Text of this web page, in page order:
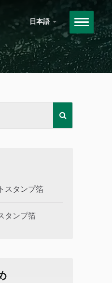
日本語
スタンプ箔
タンプ箔